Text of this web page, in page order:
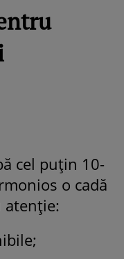
cel puțin 10-
o cadă
atenție: